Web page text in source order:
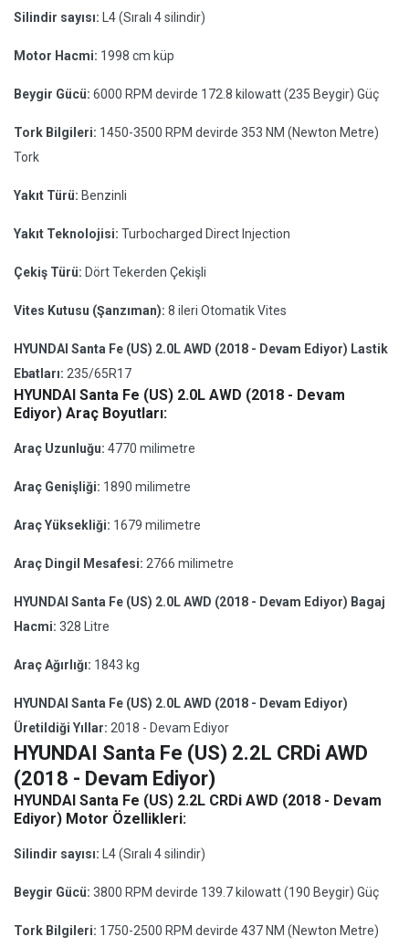
Silindir sayısı: L4 (Sıralı 4 silindir)
Motor Hacmi: 1998 cm küp
Beygir Gücü: 6000 RPM devirde 172.8 kilowatt (235 Beygir) Güç
Tork Bilgileri: 1450-3500 RPM devirde 353 NM (Newton Metre)
Tork
Yakıt Türü: Benzinli
Yakıt Teknolojisi: Turbocharged Direct Injection
Çekiş Türü: Dört Tekerden Çekişli
Vites Kutusu (Şanzıman): 8 ileri Otomatik Vites
HYUNDAI Santa Fe (US) 2.0L AWD (2018 - Devam Ediyor) Lastik
Ebatları: 235/65R17
HYUNDAI Santa Fe (US) 2.0L AWD (2018 - Devam
Ediyor) Araç Boyutları:
Araç Uzunluğu: 4770 milimetre
Araç Genişliği: 1890 milimetre
Araç Yüksekliği: 1679 milimetre
Araç Dingil Mesafesi: 2766 milimetre
HYUNDAI Santa Fe (US) 2.0L AWD (2018 - Devam Ediyor) Bagaj
Hacmi: 328 Litre
Araç Ağırlığı: 1843 kg
HYUNDAI Santa Fe (US) 2.0L AWD (2018 - Devam Ediyor)
Üretildiği Yıllar: 2018 - Devam Ediyor
HYUNDAI Santa Fe (US) 2.2L CRDi AWD
(2018 - Devam Ediyor)
HYUNDAI Santa Fe (US) 2.2L CRDi AWD (2018 - Devam
Ediyor) Motor Özellikleri:
Silindir sayısı: L4 (Sıralı 4 silindir)
Beygir Gücü: 3800 RPM devirde 139.7 kilowatt (190 Beygir) Güç
Tork Bilgileri: 1750-2500 RPM devirde 437 NM (Newton Metre)